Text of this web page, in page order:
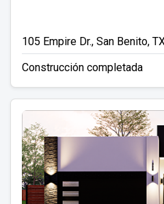
105 Empire Dr., San Benito,
Construcción completada